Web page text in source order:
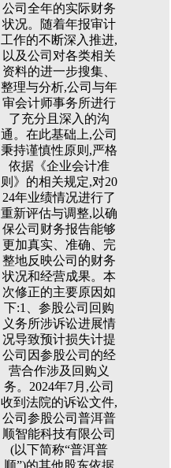
公司全年的实际财务
状况。随着年报审计
工作的不断深入推进,
以及公司对各类相关
资料的进一步搜集、
整理与分析,公司与年
审会计师事务所进行
了充分且深入的沟
通。在此基础上,公司
秉持谨慎性原则,严格
依据《企业会计准
则》的相关规定,对20
24年业绩情况进行了
重新评估与调整,以确
保公司财务报告能够
更加真实、准确、完
整地反映公司的财务
状况和经营成果。本
次修正的主要原因如
下:1、参股公司回购
义务所涉诉讼进展情
况导致预计损失计提
公司因参股公司的经
营合作涉及回购义
务。2024年7月,公司
收到法院的诉讼文件,
公司参股公司普洱普
顺智能科技有限公司
(以下简称“普洱普
顺”)的其他股东依据